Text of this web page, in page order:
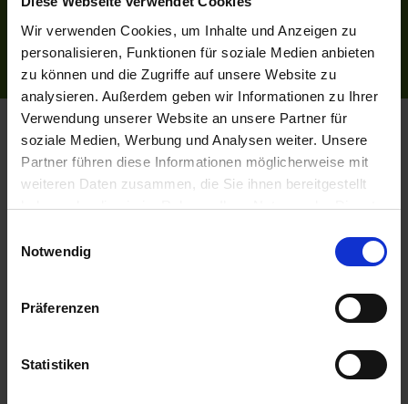
Wir verwenden Cookies, um Inhalte und Anzeigen zu
personalisieren, Funktionen für soziale Medien anbieten
zu können und die Zugriffe auf unsere Website zu
analysieren. Außerdem geben wir Informationen zu Ihrer
Verwendung unserer Website an unsere Partner für
soziale Medien, Werbung und Analysen weiter. Unsere
Partner führen diese Informationen möglicherweise mit
weiteren Daten zusammen, die Sie ihnen bereitgestellt
haben oder die sie im Rahmen Ihrer Nutzung der Dienste
Notwendig
Präferenzen
Statistiken
AGB
Datenschutzerklärung
Reiseversicherung
Flussreisen.de© 2026